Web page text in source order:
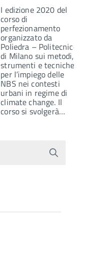
I edizione 2020 del
corso di
perfezionamento
organizzato da
Poliedra – Politecnico
di Milano sui metodi,
strumenti e tecniche
per l’impiego delle
NBS nei contesti
urbani in regime di
climate change. Il
corso si svolgerà…